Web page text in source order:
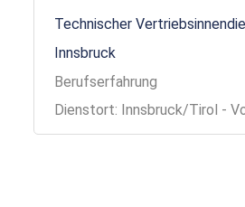
Technischer
Innsbruck
Berufserfahrung
Dienstort: Innsbruck/Tirol -